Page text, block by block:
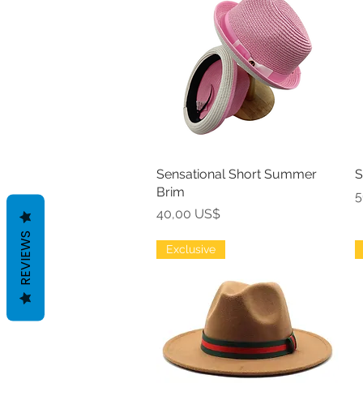
Vista rápida
Sensational Short Summer
Brim
Precio
40,00 US$
Exclusive
REVIEWS